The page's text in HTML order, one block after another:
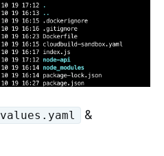
values.yaml &